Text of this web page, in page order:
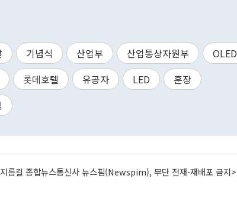
기념식 산업부 산업통상자원부
OLED
롯데호텔 유공자 LED
훈장
름길 종합뉴스통신사 뉴스핌(Newspim), 무단 전재-재배포 금지>